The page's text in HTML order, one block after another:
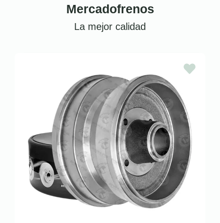
Mercadofrenos
La mejor calidad